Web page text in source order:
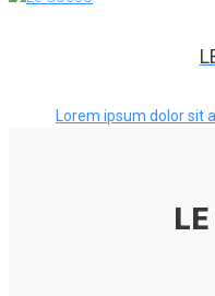
Lorem ipsum dolor sit